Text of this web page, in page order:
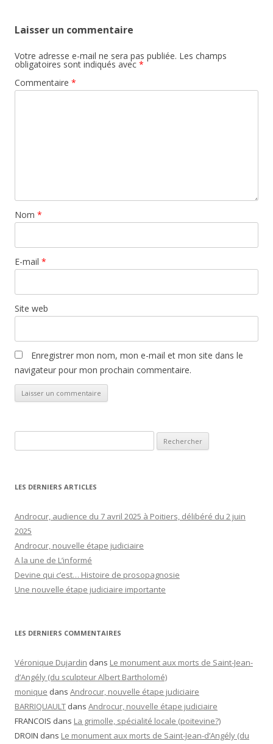
Laisser un commentaire
Votre adresse e-mail ne sera pas publiée. Les champs
obligatoires sont indiqués avec *
Commentaire *
Nom *
E-mail *
Site web
Enregistrer mon nom, mon e-mail et mon site dans le
navigateur pour mon prochain commentaire.
LES DERNIERS ARTICLES
Androcur, audience du 7 avril 2025 à Poitiers, délibéré du 2 juin
2025
Androcur, nouvelle étape judiciaire
A la une de L’informé
Devine qui c’est… Histoire de prosopagnosie
Une nouvelle étape judiciaire importante
LES DERNIERS COMMENTAIRES
Véronique Dujardin dans Le monument aux morts de Saint-Jean-
d’Angély (du sculpteur Albert Bartholomé)
monique dans Androcur, nouvelle étape judiciaire
BARRIQUAULT dans Androcur, nouvelle étape judiciaire
FRANCOIS dans La grimolle, spécialité locale (poitevine?)
DROIN dans Le monument aux morts de Saint-Jean-d’Angély (du